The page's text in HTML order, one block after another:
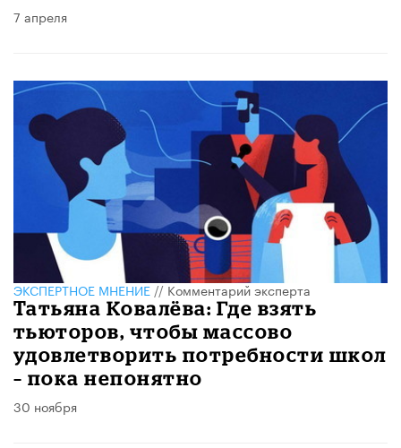
7 апреля
ЭКСПЕРТНОЕ МНЕНИЕ//Комментарий эксперта
Татьяна Ковалёва: Где взять
тьюторов, чтобы массово
удовлетворить потребности школ
– пока непонятно
30 ноября